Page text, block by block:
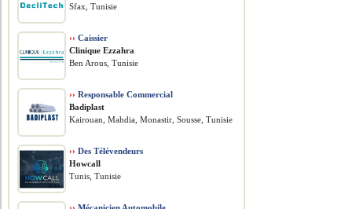
Sfax, Tunisie
›› Caissier
Clinique Ezzahra
Ben Arous, Tunisie
›› Responsable Commercial
Badiplast
Kairouan, Mahdia, Monastir, Sousse, Tunisie
›› Des Télévendeurs
Howcall
Tunis, Tunisie